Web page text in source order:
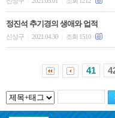
정진석 추기경의 생애와 업적 ​
신상구 2021.04.30 조회 1510
41
공지사항
STB 5월3주